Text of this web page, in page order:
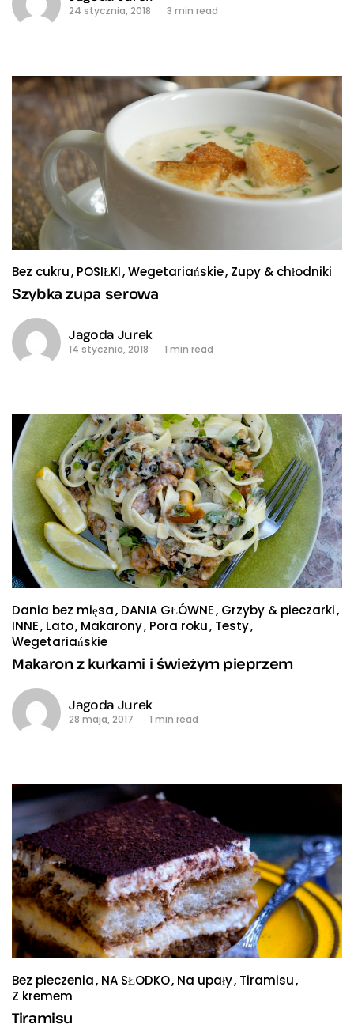
24 stycznia, 2018 3 min read
Bez cukru POSIŁKI Wegetariańskie Zupy & chłodniki
Szybka zupa serowa
Jagoda Jurek
14 stycznia, 2018 1 min read
Dania bez mięsa DANIA GŁÓWNE Grzyby & pieczarki
INNE Lato Makarony Pora roku Testy
Wegetariańskie
Makaron z kurkami i świeżym pieprzem
Jagoda Jurek
28 maja, 2017 1 min read
Bez pieczenia NA SŁODKO Na upały Tiramisu
Z kremem
Tiramisu